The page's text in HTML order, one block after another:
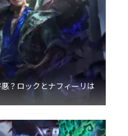
？ロックとナフィーリは